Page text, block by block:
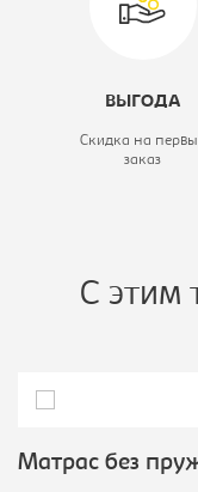
ВЫГОДА
Скидка на
заказ
С этим
Матрас без